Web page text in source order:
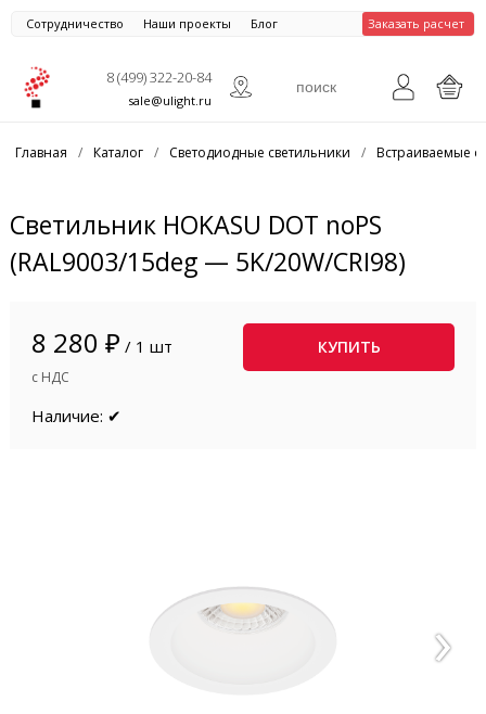
Сотрудничество Наши проекты Блог Заказать расчет
8 (499) 322-20-84
sale@ulight.ru
Главная / Каталог / Светодиодные светильники / Встраиваемые
Светильник HOKASU DOT noPS
(RAL9003/15deg — 5K/20W/CRI98)
8 280 ₽ / 1 шт
с НДС
КУПИТЬ
Наличие: ✔